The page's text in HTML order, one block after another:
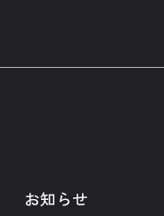
お知らせ